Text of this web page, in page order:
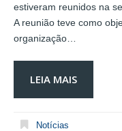
estiveram reunidos na
A reunião teve como
organização…
LEIA MAIS
Notícias